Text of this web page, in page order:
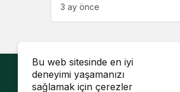
3 ay önce
Bu web sitesinde en iyi
deneyimi yaşamanızı
sağlamak için çerezler